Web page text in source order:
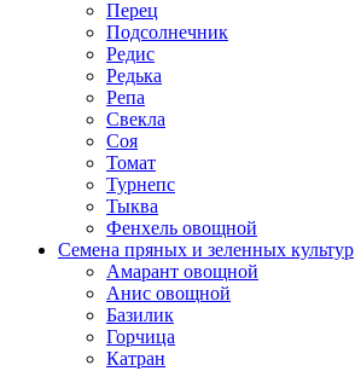
Перец
Подсолнечник
Редис
Редька
Репа
Свекла
Соя
Томат
Турнепс
Тыква
Фенхель овощной
Семена пряных и зеленных культур
Амарант овощной
Анис овощной
Базилик
Горчица
Катран